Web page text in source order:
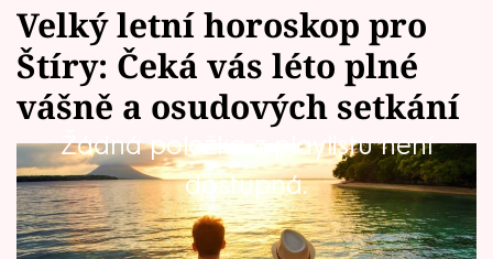
Témata
Celebrity
Vztahy
Seriály
Velký letní horoskop pro
Štíry: Čeká vás léto plné
vášně a osudových setkání
Žádná položka z playlistu není
dostupná.
Čekají vás týdny plné silných emocí, nových
příležitostí a okamžiků, které ve vás zanechají
hlubokou stopu. Můžete si uvědomit, co je pro